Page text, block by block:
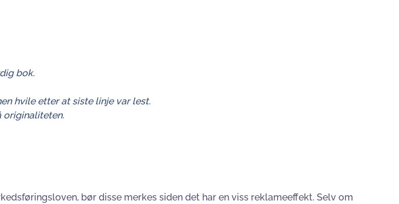
bok.
hvile etter at siste linje var lest.
originaliteten.
bør disse merkes siden det har en viss reklameeffekt. Selv om